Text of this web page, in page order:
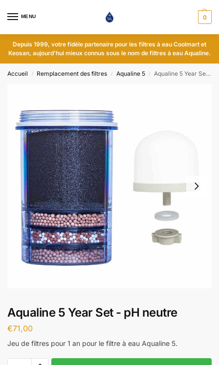
MENU 0
Depuis 1999, votre fidèle partenaire pour les filtres à eau Coolmart et
Keosan, aujourd'hui mieux connus sous le nom de filtres à eau Aqualine.
Accueil / Remplacement des filtres / Aqualine 5 / Aqualine 5 Year Set - pH neutre
Aqualine 5 Year Set - pH neutre
€71,00
Jeu de filtres pour 1 an pour le filtre à eau Aqualine 5.